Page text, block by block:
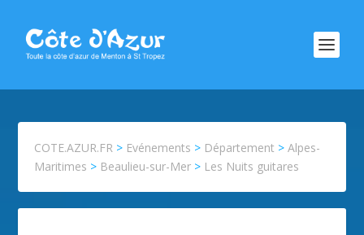
COTE.AZUR.FR > Evénements > Département >Alpes-
Maritimes > Beaulieu-sur-Mer > Les Nuits guitares